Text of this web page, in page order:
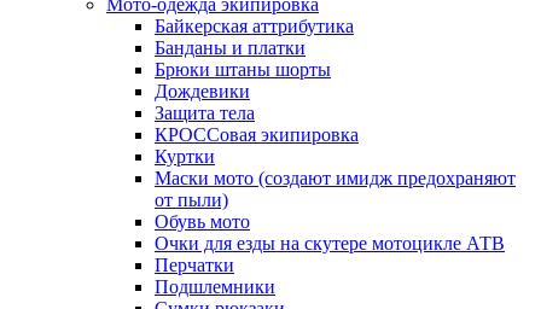
Мото-одежда экипировка
Байкерская аттрибутика
Банданы и платки
Брюки штаны шорты
Дождевики
Защита тела
КРОССовая экипировка
Куртки
Маски мото (создают имидж предохраняют
от пыли)
Обувь мото
Очки для езды на скутере мотоцикле АТВ
Перчатки
Подшлемники